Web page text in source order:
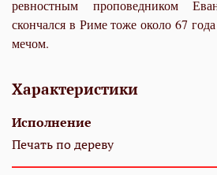
ревностным проповедником
скончался в Риме тоже около 67
мечом.
Характеристики
Исполнение
Печать по дереву